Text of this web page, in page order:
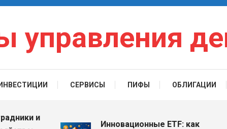
управления
ИНВЕСТИЦИИ СЕРВИСЫ ПИФЫ ОБЛИГАЦИИ
и
Инновационные ETF: как